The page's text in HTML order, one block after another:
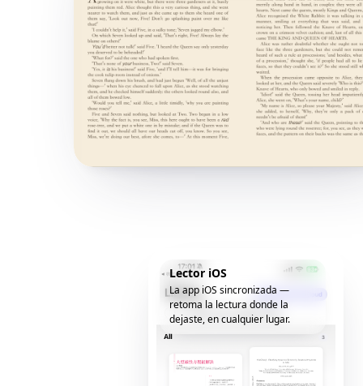
Lector iOS
La app iOS sincronizada —
retoma la lectura donde la
dejaste, en cualquier lugar.